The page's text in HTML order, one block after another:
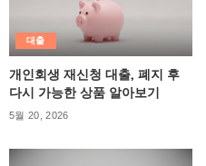
대출
개인회생 재신청 대출, 폐지 후
다시 가능한 상품 알아보기
5월 20, 2026